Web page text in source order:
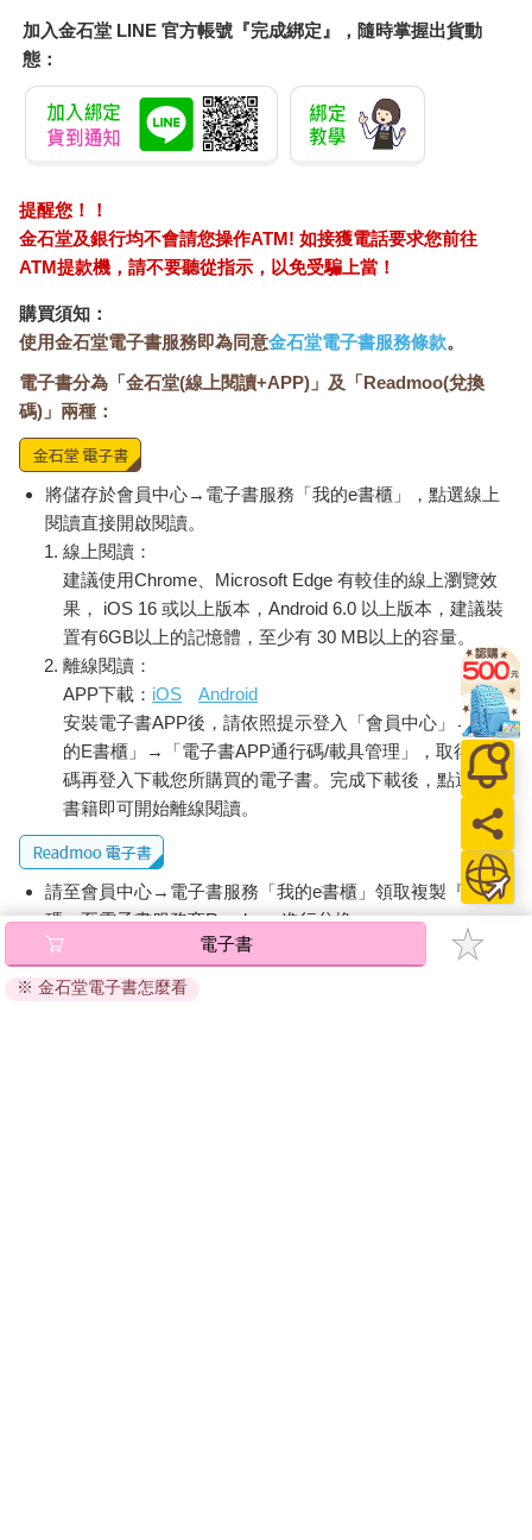
加入金石堂 LINE 官方帳號『完成綁定』，隨時掌握出貨動
態：
提醒您！！
金石堂及銀行均不會請您操作ATM! 如接獲電話要求您前往
ATM提款機，請不要聽從指示，以免受騙上當！
購買須知：
使用金石堂電子書服務即為同意金石堂電子書服務條款。
電子書分為「金石堂(線上閱讀+APP)」及「Readmoo(兌換
碼)」兩種：
將儲存於會員中心→電子書服務「我的e書櫃」，點選線上
閱讀直接開啟閱讀。
線上閱讀：
建議使用Chrome、Microsoft Edge 有較佳的線上瀏覽效
果， iOS 16 或以上版本，Android 6.0 以上版本，建議裝
置有6GB以上的記憶體，至少有 30 MB以上的容量。
離線閱讀：
APP下載： iOS
Android
安裝電子書APP後，請依照提示登入「會員中心」→「我
的E書櫃」→「電子書APP通行碼/載具管理」，取得通行
碼再登入下載您所購買的電子書。完成下載後，點選任一
書籍即可開始離線閱讀。
請至會員中心→電子書服務「我的e書櫃」領取複製『兌換
碼』至電子書服務商Readmoo進行兌換。
退換貨須知：
因版權保護，您在金石堂所購買的電子書僅能以金石堂專屬
電子書
※ 金石堂電子書怎麼看